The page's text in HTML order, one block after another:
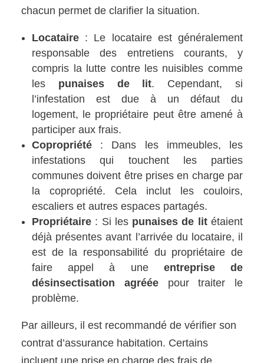
chacun permet de clarifier la situation.
Locataire : Le locataire est généralement
responsable des entretiens courants, y
compris la lutte contre les nuisibles comme
les punaises de lit. Cependant, si
l’infestation est due à un défaut du
logement, le propriétaire peut être amené à
participer aux frais.
Copropriété : Dans les immeubles, les
infestations qui touchent les parties
communes doivent être prises en charge par
la copropriété. Cela inclut les couloirs,
escaliers et autres espaces partagés.
Propriétaire : Si les punaises de litétaient
déjà présentes avant l’arrivée du locataire, il
est de la responsabilité du propriétaire de
faire appel à une entreprise de
désinsectisation agrééepour traiter le
problème.
Par ailleurs, il est recommandé de vérifier son
contrat d’assurance habitation. Certains